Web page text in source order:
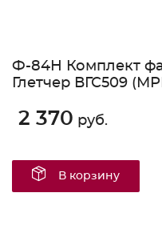
Ф-84Н Комплект
Глетчер ВГС509
2 370 руб.
В корзину